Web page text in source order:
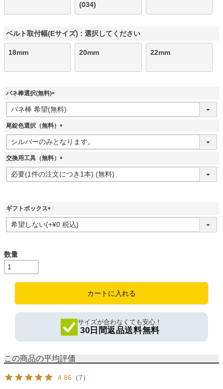
(034)
ベルト取付幅(Eサイズ) 選択してください
18mm 20mm 22mm
バネ棒選択(無料)
(
必
須
尾錠色選択（無料）
(
必
交換用工具（無料）
(
必
ギフトボックス
(
必
カートに入れる
サイズが合わなくても安心！
30日間返品送料無料
4.86 （7）